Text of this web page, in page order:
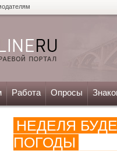
Работа Опросы
НЕДЕЛЯ
ПОГОДЫ